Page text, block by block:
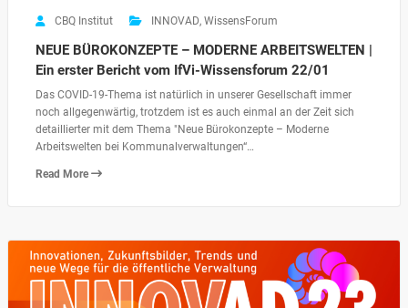
CBQ Institut INNOVAD, WissensForum
NEUE BÜROKONZEPTE – MODERNE ARBEITSWELTEN |
Ein erster Bericht vom IfVi-Wissensforum 22/01
Das COVID-19-Thema ist natürlich in unserer Gesellschaft immer
noch allgegenwärtig, trotzdem ist es auch einmal an der Zeit sich
detaillierter mit dem Thema "Neue Bürokonzepte – Moderne
Arbeitswelten bei Kommunalverwaltungen“…
Read More